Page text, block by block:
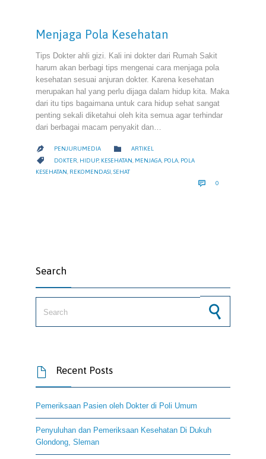
Menjaga Pola Kesehatan
Tips Dokter ahli gizi. Kali ini dokter dari Rumah Sakit
harum akan berbagi tips mengenai cara menjaga pola
kesehatan sesuai anjuran dokter. Karena kesehatan
merupakan hal yang perlu dijaga dalam hidup kita. Maka
dari itu tips bagaimana untuk cara hidup sehat sangat
penting sekali diketahui oleh kita semua agar terhindar
dari berbagai macam penyakit dan…
 PENJURUMEDIA  CATEGORY
ARTIKEL
 CATEGORY
DOKTER HIDUP, KESEHATAN MENJAGA POLA POLA
KESEHATAN REKOMENDASI SEHAT
 0
Search
 Recent Posts
Pemeriksaan Pasien oleh Dokter di Poli Umum
Penyuluhan dan Pemeriksaan Kesehatan Di Dukuh
Glondong, Sleman